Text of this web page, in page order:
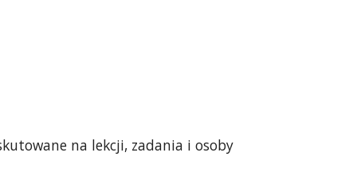
na lekcji, zadania i osoby